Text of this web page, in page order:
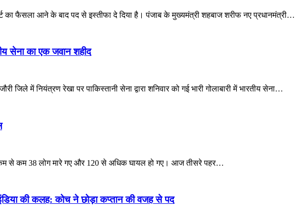
का फैसला आने के बाद पद से इस्‍तीफा दे दिया है। पंजाब के मुख्‍यमंत्री शहबाज शरीफ नए प्रधानमंत्री…
सेना का एक जवान शहीद
जिले में नियंत्रण रेखा पर पाकिस्तानी सेना द्वारा शनिवार को गई भारी गोलाबारी में भारतीय सेना…
से कम 38 लोग मारे गए और 120 से अधिक घायल हो गए। आज तीसरे पहर…
की कलह: कोच ने छोड़ा कप्तान की वजह से पद